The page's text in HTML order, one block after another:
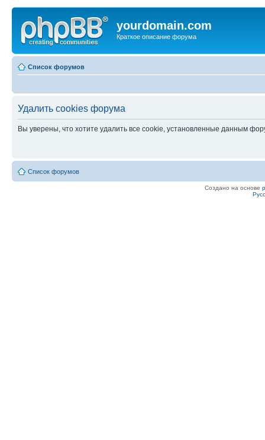
yourdomain.com
Краткое описание форума
Список форумов
Удалить cookies форума
Вы уверены, что хотите удалить все cookie, установленные данным
Список форумов
Создано на основе